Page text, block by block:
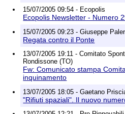
15/07/2005 09:54 - Ecopolis
Ecopolis Newsletter - Numero
15/07/2005 09:23 - Giuseppe
Regata contro il Ponte
13/07/2005 19:11 - Comitato
Rondissone (TO)
Fw: Comunicato stampa
inquinamento
13/07/2005 18:05 - Gaetano
"Rifiuti spaziali". Il nuovo